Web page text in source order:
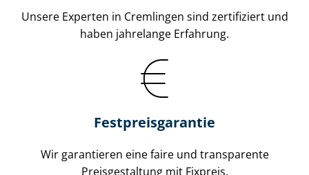
Unsere Experten in Cremlingen sind zertifiziert und
haben jahrelange Erfahrung.
Fest­preis­ga­ran­tie
Wir garantieren eine faire und transparente
Preisgestaltung mit Fixpreis.